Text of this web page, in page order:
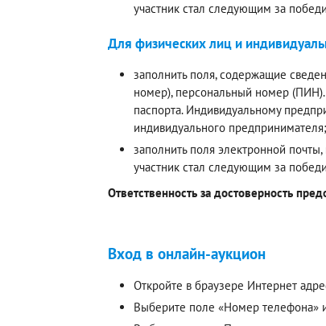
участник стал следующим за
Для физических лиц и
заполнить поля, содержащие
номер), персональный номер
паспорта. Индивидуальному
индивидуального предпринимателя;
заполнить поля электронной
участник стал следующим за
Ответственность за достоверность
Вход в онлайн-аукцион
Откройте в браузере Интернет
Выберите поле «Номер телефона»